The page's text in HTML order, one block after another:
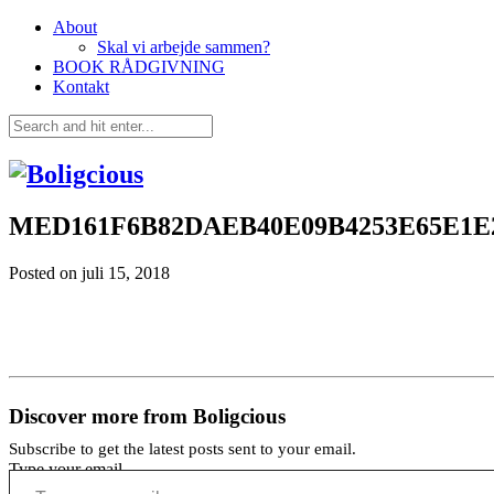
About
Skal vi arbejde sammen?
BOOK RÅDGIVNING
Kontakt
Posted on juli 15, 2018
Discover more from Boligcious
Subscribe to get the latest posts sent to your email.
Type your email…